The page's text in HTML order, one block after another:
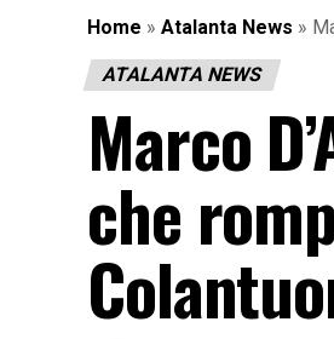
Home » Atalanta News »
ATALANTA NEWS
Marco
che